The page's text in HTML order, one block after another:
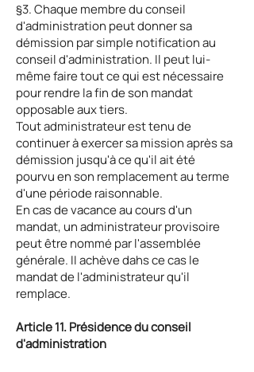
§3. Chaque membre du conseil
d'administration peut donner sa
démission par simple notification au
conseil d'administration. Il peut lui-
même faire tout ce qui est nécessaire
pour rendre la fin de son mandat
opposable aux tiers.
Tout administrateur est tenu de
continuer à exercer sa mission après sa
démission jusqu'à ce qu'il ait été
pourvu en son remplacement au terme
d'une période raisonnable.
En cas de vacance au cours d'un
mandat, un administrateur provisoire
peut être nommé par l'assemblée
générale. II achève dahs ce cas le
mandat de l'administrateur qu'il
remplace.
Article 11. Présidence du conseil
d'administration